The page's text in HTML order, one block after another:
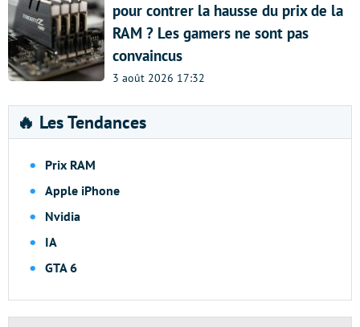
pour contrer la hausse du prix de la
RAM ? Les gamers ne sont pas
convaincus
3 août 2026 17:32
🔥 Les Tendances
Prix RAM
Apple iPhone
Nvidia
IA
GTA 6